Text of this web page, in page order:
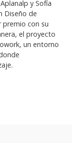
y Sofía
Diseño de
con su
el proyecto
un entorno